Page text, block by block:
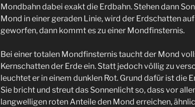
Mondbahn dabei exakt die Erdbahn. Stehen dann
Mond in einer geraden Linie, wird der Erdschatten
geworfen, dann kommt es zu einer Mondfinsternis.
Bei einer totalen Mondfinsternis taucht der Mond
Kernschatten der Erde ein. Statt jedoch völlig zu
leuchtet er in einem dunklen Rot. Grund dafür ist die
Sie bricht und streut das Sonnenlicht so, dass vor
langwelligen roten Anteile den Mond erreichen,